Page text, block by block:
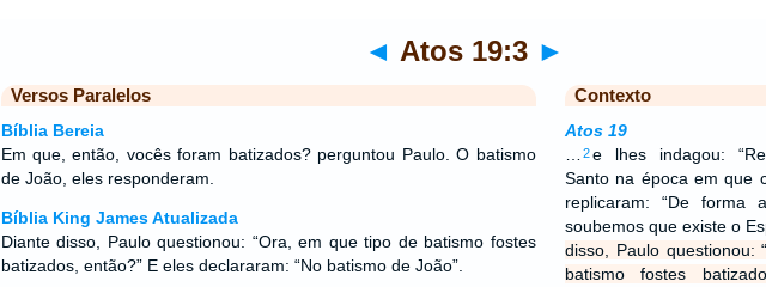
◄ Atos 19:3 ►
Versos Paralelos
Bíblia Bereia
Em que, então, vocês foram batizados? perguntou Paulo. O batismo
de João, eles responderam.
Bíblia King James Atualizada
Diante disso, Paulo questionou: “Ora, em que tipo de batismo fostes
batizados, então?” E eles declararam: “No batismo de João”.
Contexto
Atos 19
2e lhes indagou:
Santo na época em que
replicaram: “De forma
soubemos que existe o
disso, Paulo questionou:
batismo fostes